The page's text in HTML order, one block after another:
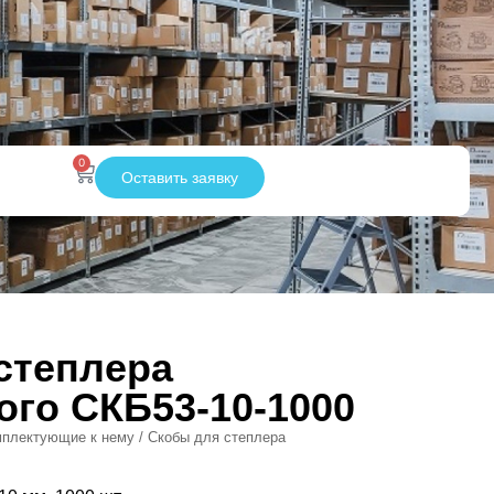
0
Оставить заявку
СКБ53-10-1000
к нему / Скобы для степлера